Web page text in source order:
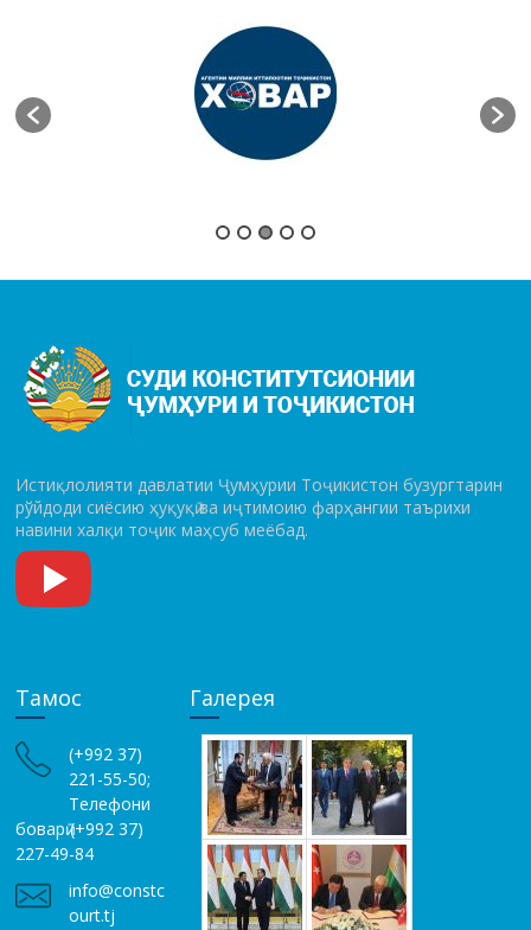
Истиқлолияти давлатии Ҷумҳурии Тоҷикистон бузургтарин
рўй­до­ди сиёсию ҳуқуқӣ ва иҷтимоию фарҳангии таърихи
навини халқи тоҷик маҳсуб меёбад.
Тамос
(+992 37)
221-55-50;
Телефони
боварӣ (+992 37)
227-49-84
info@constc
ourt.tj
Галерея